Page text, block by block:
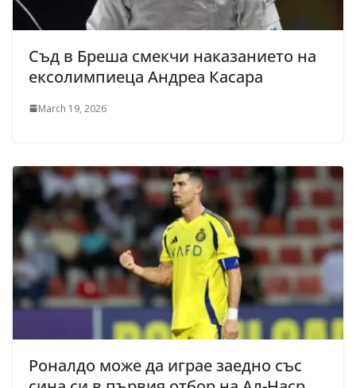
Съд в Бреша смекчи наказанието на
ексолимпиеца Андреа Касара
March 19, 2026
Роналдо може да играе заедно със